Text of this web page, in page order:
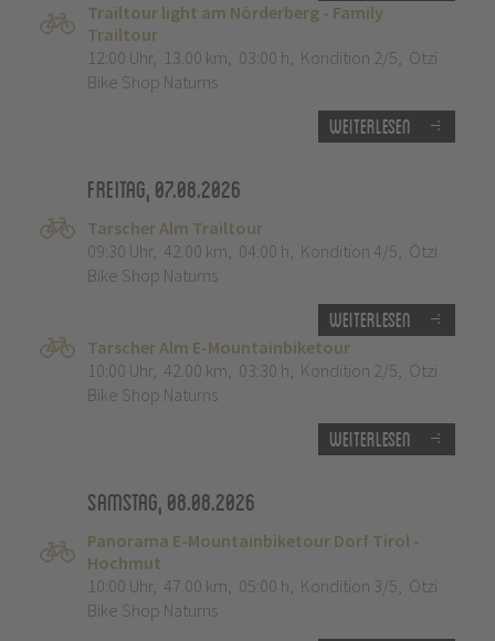
Trailtour light am Nörderberg - Family
Trailtour
12:00 Uhr, 13.00 km, 03:00 h, Kondition 2/5, Ötzi
Bike Shop Naturns
Weiterlesen
Freitag, 07.08.2026
Tarscher Alm Trailtour
09:30 Uhr, 42.00 km, 04:00 h, Kondition 4/5, Ötzi
Bike Shop Naturns
Weiterlesen
Tarscher Alm E-Mountainbiketour
10:00 Uhr, 42.00 km, 03:30 h, Kondition 2/5, Ötzi
Bike Shop Naturns
Weiterlesen
Samstag, 08.08.2026
Panorama E-Mountainbiketour Dorf Tirol -
Hochmut
10:00 Uhr, 47.00 km, 05:00 h, Kondition 3/5, Ötzi
Bike Shop Naturns